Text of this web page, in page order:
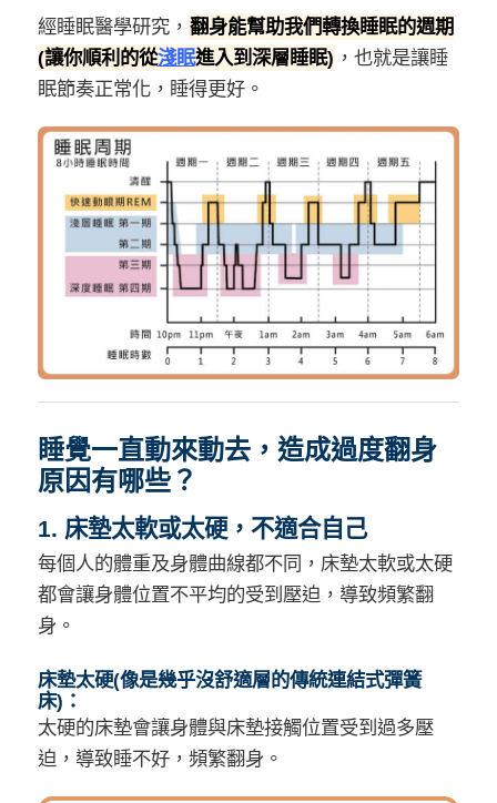
經睡眠醫學研究， 翻身能幫助我們轉換睡眠的週期
(讓你順利的從淺眠進入到深層睡眠) ，也就是讓睡
眠節奏正常化，睡得更好。
睡覺一直動來動去，造成過度翻身
原因有哪些？
1. 床墊太軟或太硬，不適合自己
每個人的體重及身體曲線都不同，床墊太軟或太硬
都會讓身體位置不平均的受到壓迫，導致頻繁翻
身。
床墊太硬(像是幾乎沒舒適層的傳統連結式彈簧
床)：
太硬的床墊會讓身體與床墊接觸位置受到過多壓
迫，導致睡不好，頻繁翻身。